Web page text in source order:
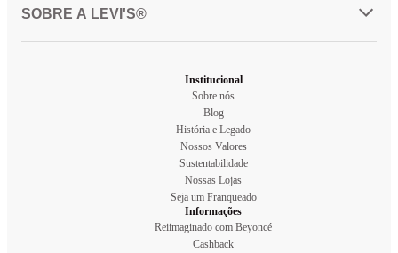
SOBRE A LEVI'S®
Institucional
Sobre nós
Blog
História e Legado
Nossos Valores
Sustentabilidade
Nossas Lojas
Seja um Franqueado
Informações
Reiimaginado com Beyoncé
Cashback